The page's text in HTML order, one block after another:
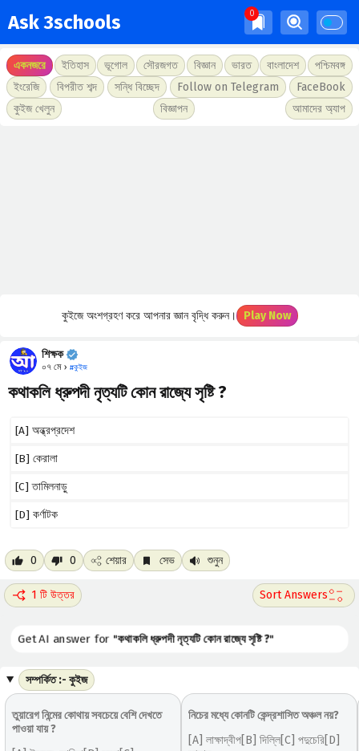
Ask 3schools
একনজরে ইতিহাস ভূগোল সৌরজগত বিজ্ঞান ভারত বাংলাদেশ
পশ্চিমবঙ্গ
ইংরেজি
বিপরীত শব্দ সন্ধি বিচ্ছেদ Follow on Telegram
FaceBook
কুইজ খেলুন
বিজ্ঞাপন আমাদের অ্যাপ
কুইজে অংশগ্রহণ করে আপনার জ্ঞান বৃদ্ধি করুন। Play Now
শিক্ষক
০৭ মে › #কুইজ
কথাকলি ধ্রুপদী নৃত্যটি কোন রাজ্যে সৃষ্টি ?
[A] অন্ধ্রপ্রদেশ
[B] কেরালা
[C] তামিলনাড়ু
[D] কর্ণাটক
0 0 শেয়ার সেভ শুনুন
1 টি উত্তর
Get AI answer for "কথাকলি ধ্রুপদী নৃত্যটি কোন রাজ্যে সৃষ্টি ?"
সম্পর্কিত :- কুইজ
তুয়ারেগ নিন্মের কোথায় সবচেয়ে বেশি দেখতে
পাওয়া যায় ?
নিচের মধ্যে কোনটি কেন্দ্রশাসিত অঞ্চল নয়?
[A] লাক্ষাদ্বীপ[B] দিল্লি[C] পদুচেরি[D]